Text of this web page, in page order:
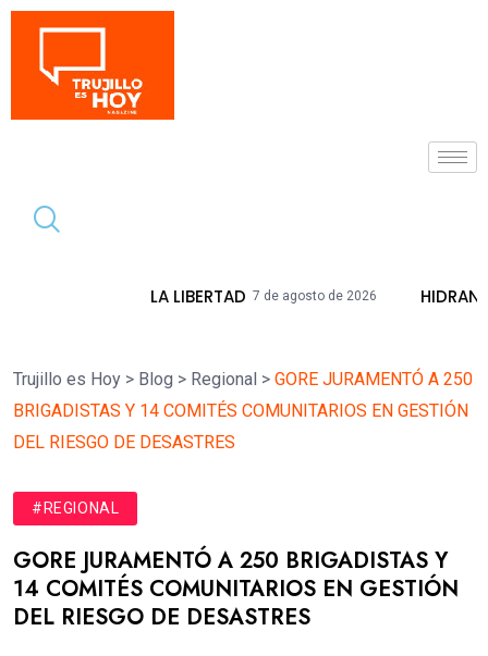
7 de agosto de 2026 HIDRANDINA ADVIERTE
Trujillo es Hoy > Blog > Regional > GORE JURAMENTÓ A 250
BRIGADISTAS Y 14 COMITÉS COMUNITARIOS EN GESTIÓN
DEL RIESGO DE DESASTRES
#REGIONAL
GORE JURAMENTÓ A 250 BRIGADISTAS Y
14 COMITÉS COMUNITARIOS EN GESTIÓN
DEL RIESGO DE DESASTRES